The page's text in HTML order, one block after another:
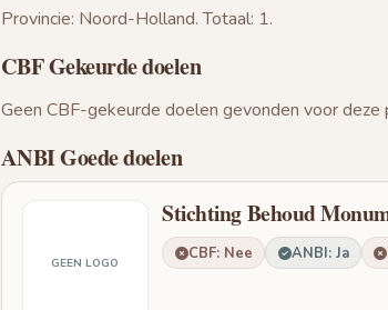
Provincie: Noord-Holland. Totaal: 1.
CBF Gekeurde doelen
Geen CBF-gekeurde doelen gevonden voor deze
ANBI Goede doelen
GEEN LOGO
Stichting Behoud
CBF: Nee ANBI: Ja